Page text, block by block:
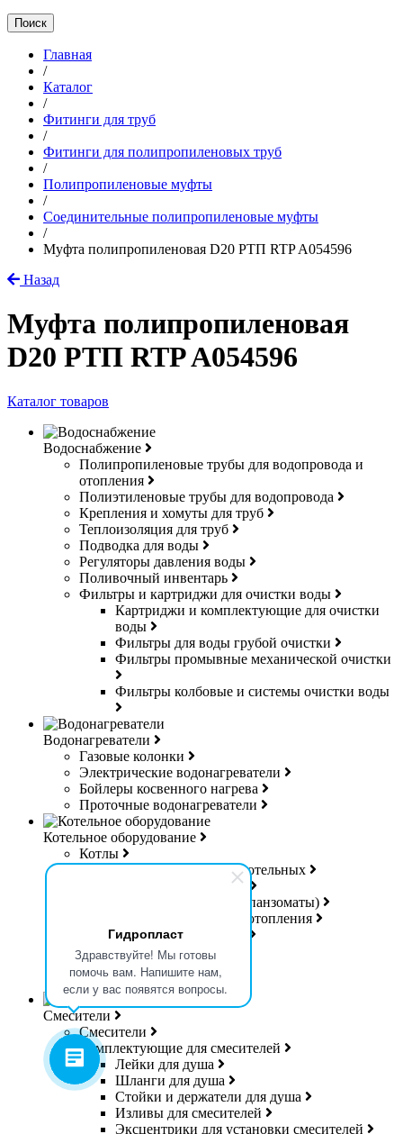
Гидропласт
Здравствуйте! Мы готовы
помочь вам. Напишите нам,
если у вас появятся вопросы.
Главная
/
Каталог
/
Фитинги для труб
/
Фитинги для полипропиленовых труб
/
Полипропиленовые муфты
/
Соединительные полипропиленовые муфты
/
Муфта полипропиленовая D20 РТП RTP A054596
Назад
Муфта полипропиленовая
D20 РТП RTP A054596
Каталог товаров
Водоснабжение
Полипропиленовые трубы для водопровода и
отопления
Полиэтиленовые трубы для водопровода
Крепления и хомуты для труб
Теплоизоляция для труб
Подводка для воды
Регуляторы давления воды
Поливочный инвентарь
Фильтры и картриджи для очистки воды
Картриджи и комплектующие для очистки
воды
Фильтры для воды грубой очистки
Фильтры промывные механической очистки
Фильтры колбовые и системы очистки воды
Водонагреватели
Газовые колонки
Электрические водонагреватели
Бойлеры косвенного нагрева
Проточные водонагреватели
Котельное оборудование
Котлы
Группы безопасности для котельных
Коллекторы для котельных
Расширительные баки (Экспанзоматы)
Теплоносители для систем отопления
Управляющая электроника
Дешламаторы
Дымоходы
Гибкая подводка для газа
Смесители
Смесители
Комплектующие для смесителей
Лейки для душа
Шланги для душа
Стойки и держатели для душа
Изливы для смесителей
Эксцентрики для установки смесителей